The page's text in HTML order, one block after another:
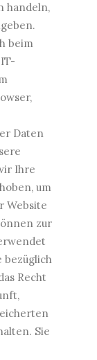
handeln,
beim
Daten
Ihre
um
Website
zur
bezüglich
Recht
Sie